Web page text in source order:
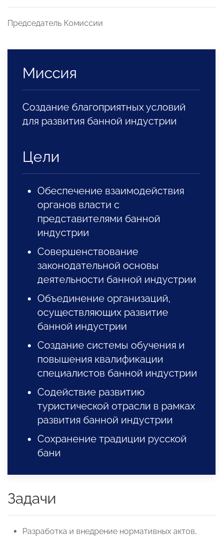
Председатель Комиссии
Миссия
Создание благоприятных условий
для развития банной индустрии
Цели
Обеспечение взаимодействия
органов власти с
представителями банной
индустрии
Совершенствование
законодательной основы
деятельности банной индустрии
Объединение организаций,
осуществляющих развитие
банной индустрии
Создание системы обучения и
повышения квалификации
специалистов банной индустрии
Содействие развитию
туристической отрасли в рамках
развития банной индустрии
Сохранение традиции русской
бани
Задачи
Разработка и внедрение нормативных актов,